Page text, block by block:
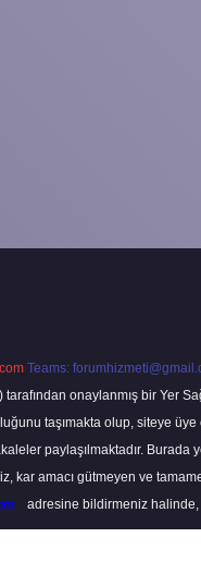
Teams:
onaylanmış bir Yer
taşımakta olup, siteye
paylaşılmaktadır.
kar amacı gütmeyen ve
adresine bildirmeniz halinde,